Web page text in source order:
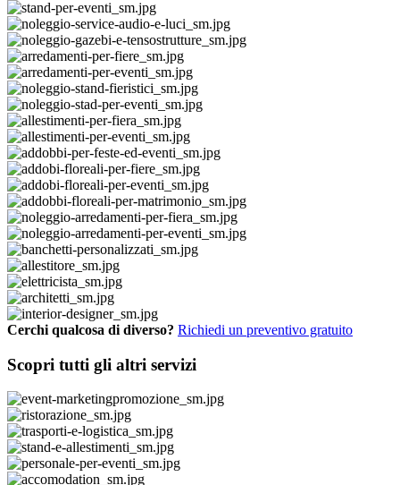
Cerchi qualcosa di diverso? Richiedi un preventivo gratuito
Scopri tutti gli altri servizi